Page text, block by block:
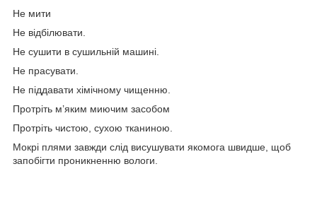
Не мити
Не відбілювати.
Не сушити в сушильній машині.
Не прасувати.
Не піддавати хімічному чищенню.
Протріть м’яким миючим засобом
Протріть чистою, сухою тканиною.
Мокрі плями завжди слід висушувати якомога швидше, щоб
запобігти проникненню вологи.